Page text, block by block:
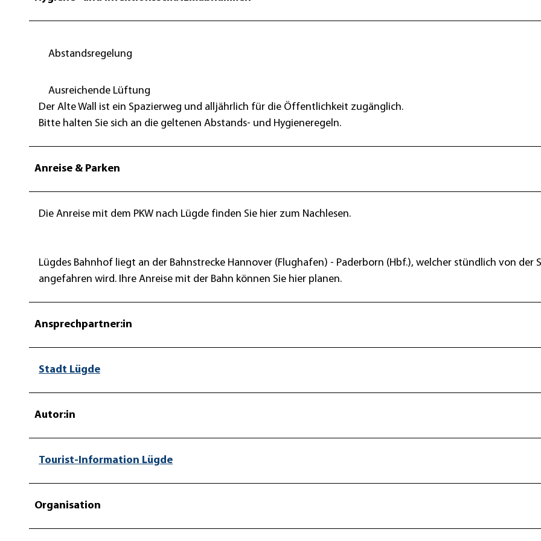
Abstandsregelung
Ausreichende Lüftung
Der Alte Wall ist ein Spazierweg und alljährlich für die Öffentlichkeit zugänglich.
Bitte halten Sie sich an die geltenen Abstands- und Hygieneregeln.
Anreise & Parken
Die Anreise mit dem PKW nach Lügde finden Sie hier zum Nachlesen.
Lügdes Bahnhof liegt an der Bahnstrecke Hannover (Flughafen) - Paderborn (Hbf.), welcher stündlich von der
angefahren wird. Ihre Anreise mit der Bahn können Sie hier planen.
Ansprechpartner:in
Stadt Lügde
Autor:in
Tourist-Information Lügde
Organisation